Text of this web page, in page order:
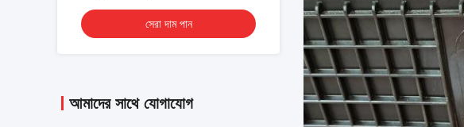
সেরা দাম পান
আমাদের সাথে যোগাযোগ